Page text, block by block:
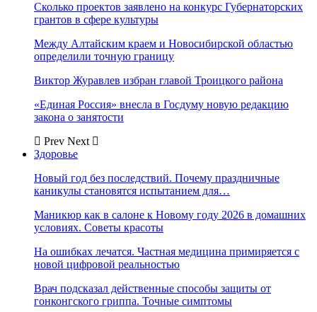
Сколько проектов заявлено на конкурс Губернаторских
грантов в сфере культуры
Между Алтайским краем и Новосибирской областью
определили точную границу
Виктор Журавлев избран главой Троицкого района
«Единая Россия» внесла в Госдуму новую редакцию
закона о занятости
Prev Next
Здоровье
Новый год без последствий. Почему праздничные
каникулы становятся испытанием для…
Маникюр как в салоне к Новому году 2026 в домашних
условиях. Советы красоты
На ошибках лечатся. Частная медицина примиряется с
новой цифровой реальностью
Врач подсказал действенные способы защиты от
гонконгского гриппа. Точные симптомы